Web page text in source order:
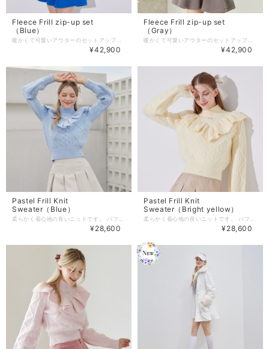
Fleece Frill zip-up set
（Blue）
¥42,900
Fleece Frill zip-up set
（Gray）
¥42,900
Pastel Frill Knit
Sweater（Blue）
¥28,600
Pastel Frill Knit
Sweater（Bright yellow）
¥28,600